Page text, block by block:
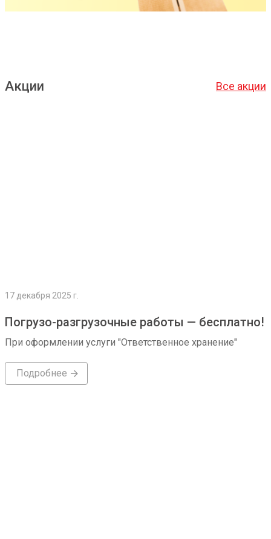
Акции Все акции
17 декабря 2025 г.
Погрузо-разгрузочные работы — бесплатно!
При оформлении услуги "Ответственное хранение"
Подробнее